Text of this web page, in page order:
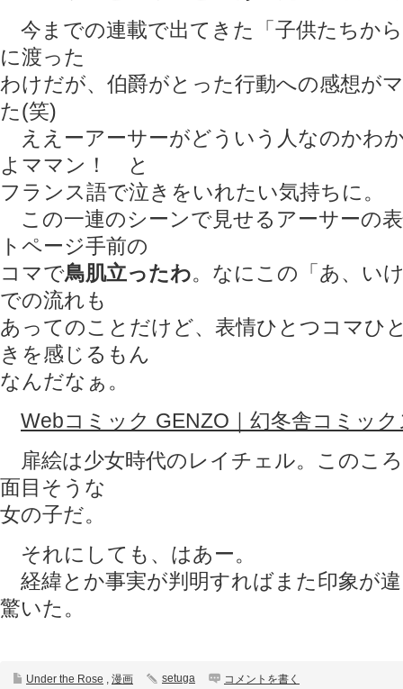
今までの連載で出てきた「子供たちか
に渡った
わけだが、伯爵がとった行動への感想が
た(笑)
ええーアーサーがどういう人なのかわ
よママン！ と
フランス語で泣きをいれたい気持ちに。
この一連のシーンで見せるアーサーの
トページ手前の
コマで鳥肌立ったわ。なにこの「あ、い
での流れも
あってのことだけど、表情ひとつコマひ
きを感じるもん
なんだなぁ。
Webコミック GENZO｜幻冬舎コミッ
扉絵は少女時代のレイチェル。このこ
面目そうな
女の子だ。
それにしても、はあー。
経緯とか事実が判明すればまた印象が
驚いた。
Under the Rose , 漫画 setuga コメントを書く